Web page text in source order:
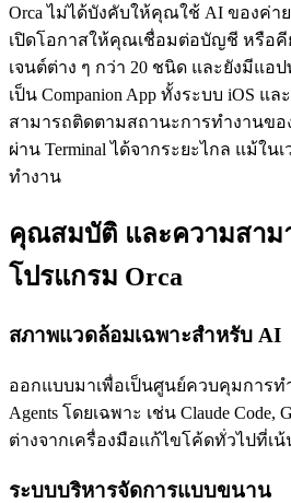
Orca ไม่ได้บังคับให้คุณใช้ AI ของค่า
เปิดโอกาสให้คุณเชื่อมต่อบัญชี หรือคี
เจนต์ต่าง ๆ กว่า 20 ชนิด และยังมีแ
เป็น Companion App ทั้งระบบ iOS แ
สามารถติดตามสถานะการทำงานข
ผ่าน Terminal ได้จากระยะไกล แม้ใน
ทำงาน
คุณสมบัติ และความสาม
โปรแกรม Orca
สภาพแวดล้อมเฉพาะสำหรับ AI
ออกแบบมาเพื่อเป็นศูนย์ควบคุมการท
Agents โดยเฉพาะ เช่น Claude Code,
ต่างจากเครื่องมือแก้ไขโค้ดทั่วไปที่เ
ระบบบริหารจัดการแบบขนาน